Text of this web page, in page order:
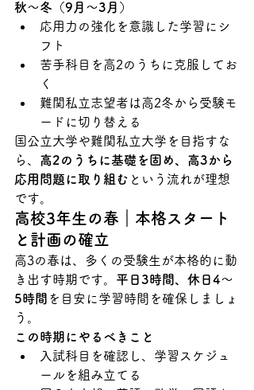
秋〜冬（9月〜3月）
応用力の強化を意識した学習にシ
フト
苦手科目を高2のうちに克服してお
く
難関私立志望者は高2冬から受験モ
ードに切り替える
国公立大学や難関私立大学を目指すな
ら、 高2のうちに基礎を固め、高3から
応用問題に取り組む という流れが理想
です。
高校3年生の春｜本格スタート
と計画の確立
高3の春は、多くの受験生が本格的に動
き出す時期です。 平日3時間、休日4〜
5時間 を目安に学習時間を確保しましょ
う。
この時期にやるべきこと
入試科目を確認し、学習スケジュ
ールを組み立てる